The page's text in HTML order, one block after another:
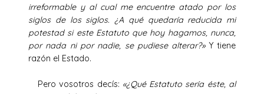
irreformable y al cual me encuentre atado por los
siglos de los siglos. ¿A qué quedaría reducida mi
potestad si este Estatuto que hoy hagamos, nunca,
por nada ni por nadie, se pudiese alterar?»Y tiene
razón el Estado.
Pero vosotros decís: «¿Qué Estatuto sería éste, al